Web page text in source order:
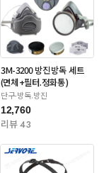
3M-3200 방진방독 세트
(면체+필터.정화통)
단구-방독.방진
12,760
리뷰 43